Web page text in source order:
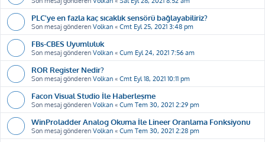
PLC'ye en fazla kaç sıcaklık sensörü bağlayabiliriz?
Son mesaj gönderen Volkan « Cmt Eyl 25, 2021 3:48 pm
FBs-CBES Uyumluluk
Son mesaj gönderen Volkan « Cum Eyl 24, 2021 7:56 am
ROR Register Nedir?
Son mesaj gönderen Volkan « Cmt Eyl 18, 2021 10:11 pm
Facon Visual Studio İle Haberleşme
Son mesaj gönderen Volkan « Cum Tem 30, 2021 2:29 pm
WinProladder Analog Okuma İle Lineer Oranlama Fonksiyonu
Son mesaj gönderen Volkan « Cum Tem 30, 2021 2:28 pm